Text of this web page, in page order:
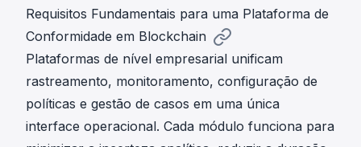
Requisitos Fundamentais para uma Plataforma de
Conformidade em Blockchain
Plataformas de nível empresarial unificam
rastreamento, monitoramento, configuração de
políticas e gestão de casos em uma única
interface operacional. Cada módulo funciona para